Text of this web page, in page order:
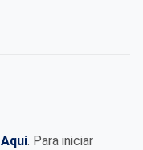
Aqui. Para iniciar